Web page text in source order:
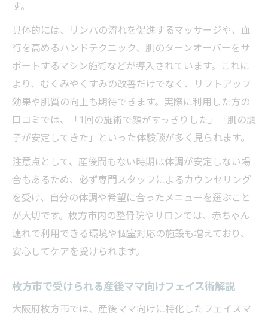
す。
具体的には、リンパの流れを促進するマッサージや、血
行を高めるハンドテクニック、肌のターンオーバーをサ
ポートするマシン施術などが導入されています。これに
より、むくみやくすみの改善だけでなく、リフトアップ
効果や肌質の向上も期待できます。実際に利用した方の
口コミでは、「1回の施術で顔がすっきりした」「肌の調
子が安定してきた」といった体験談が多く見られます。
注意点として、産後間もない時期は体調が安定しない場
合もあるため、必ず専門スタッフによるカウンセリング
を受け、自分の体調や希望に合ったメニューを選ぶこと
が大切です。枚方市内の整骨院やサロンでは、赤ちゃん
連れで利用できる環境や個室対応の施設も増えており、
安心してケアを受けられます。
枚方市で受けられる産後ママ向けフェイス術解説
大阪府枚方市では、産後ママ向けに特化したフェイスマ